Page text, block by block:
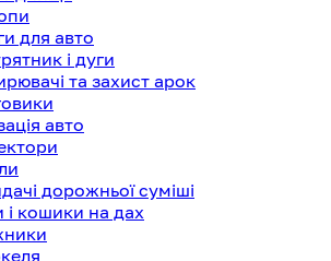
для авто
і дуги
та захист арок
авто
дорожньої суміші
і кошики на дах